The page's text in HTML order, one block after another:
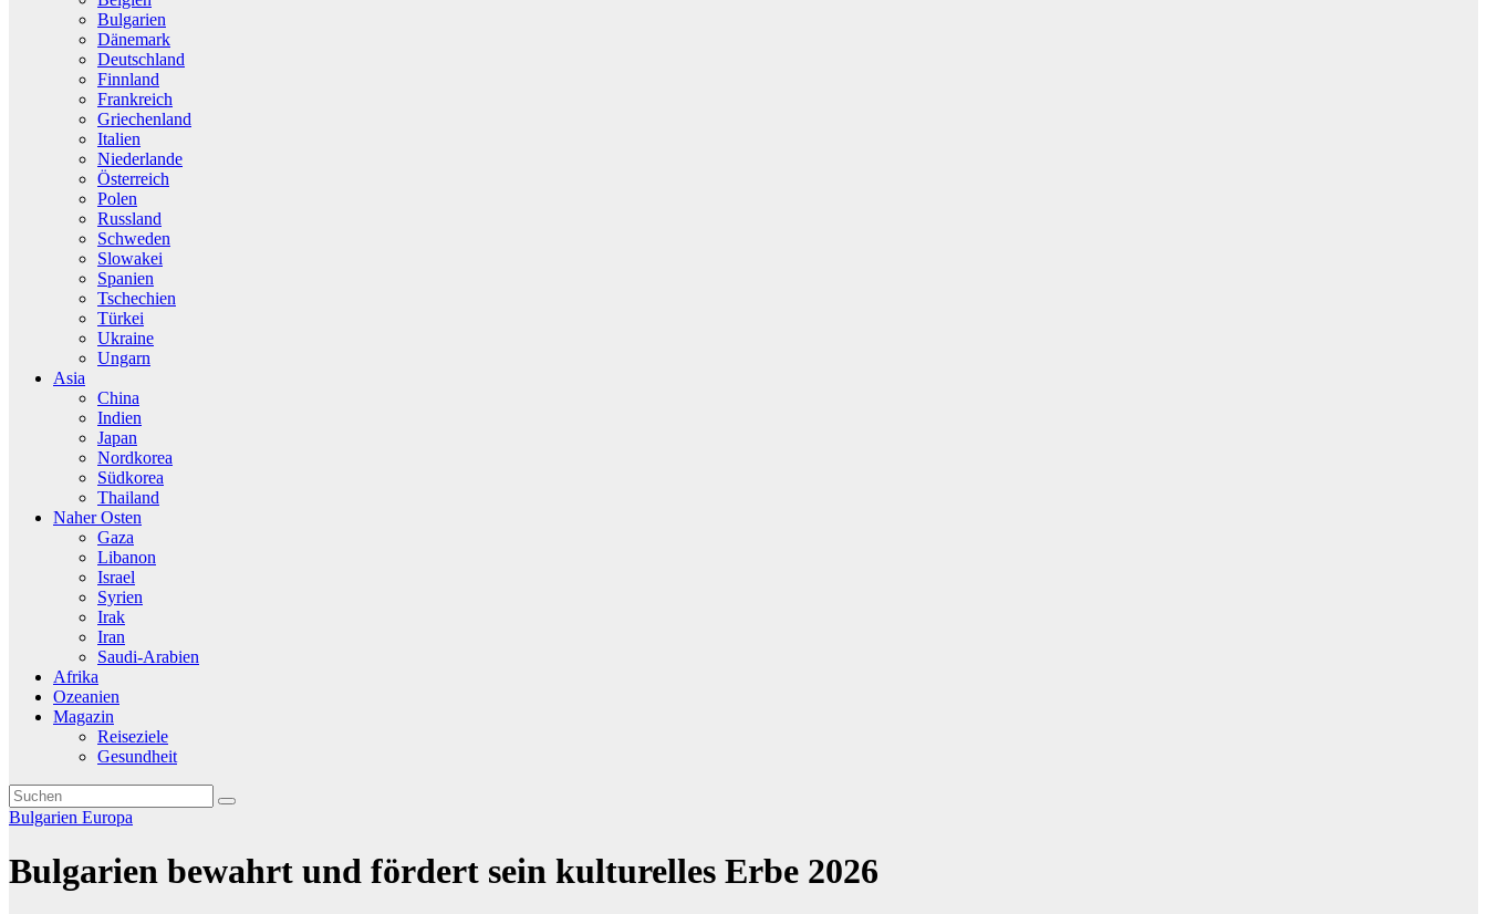
Bulgarien
Dänemark
Deutschland
Finnland
Frankreich
Griechenland
Italien
Niederlande
Österreich
Polen
Russland
Schweden
Slowakei
Spanien
Tschechien
Türkei
Ukraine
Ungarn
Asia
China
Indien
Japan
Nordkorea
Südkorea
Thailand
Naher Osten
Gaza
Libanon
Israel
Syrien
Irak
Iran
Saudi-Arabien
Afrika
Ozeanien
Magazin
Reiseziele
Gesundheit
Bulgarien Europa
Bulgarien bewahrt und fördert sein kulturelles Erbe 2026